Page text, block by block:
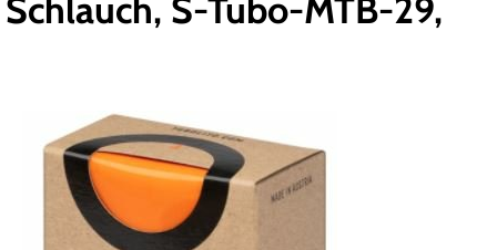
Schlauch, S-Tubo-MTB-29,